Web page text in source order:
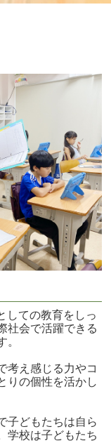
ての教育をしっ
社会で活躍できる
考え感じる力やコ
りの個性を活かし
子どもたちは自ら
学校は子どもたち